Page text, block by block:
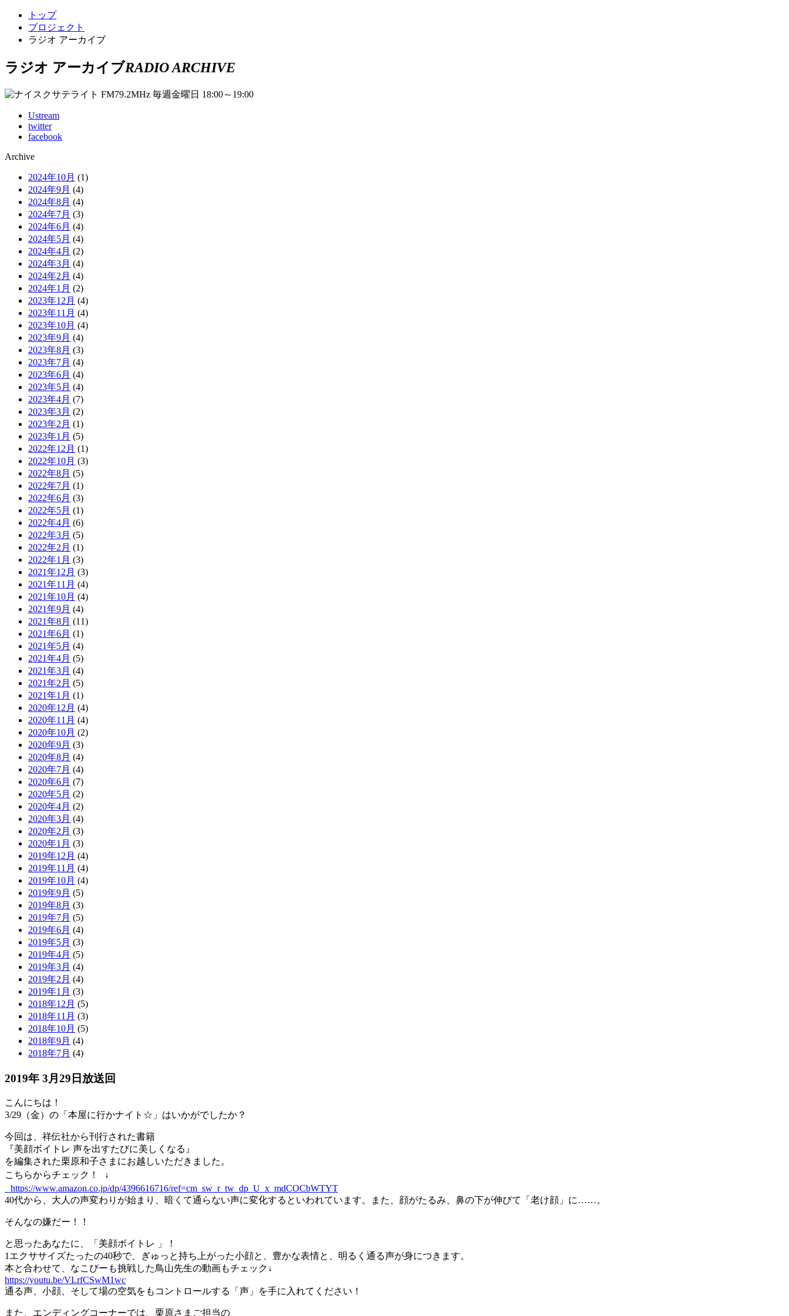
トップ
プロジェクト
ラジオ アーカイブ
ラジオ アーカイブRADIO ARCHIVE
Ustream
twitter
facebook
Archive
2024年10月 (1)
2024年9月 (4)
2024年8月 (4)
2024年7月 (3)
2024年6月 (4)
2024年5月 (4)
2024年4月 (2)
2024年3月 (4)
2024年2月 (4)
2024年1月 (2)
2023年12月 (4)
2023年11月 (4)
2023年10月 (4)
2023年9月 (4)
2023年8月 (3)
2023年7月 (4)
2023年6月 (4)
2023年5月 (4)
2023年4月 (7)
2023年3月 (2)
2023年2月 (1)
2023年1月 (5)
2022年12月 (1)
2022年10月 (3)
2022年8月 (5)
2022年7月 (1)
2022年6月 (3)
2022年5月 (1)
2022年4月 (6)
2022年3月 (5)
2022年2月 (1)
2022年1月 (3)
2021年12月 (3)
2021年11月 (4)
2021年10月 (4)
2021年9月 (4)
2021年8月 (11)
2021年6月 (1)
2021年5月 (4)
2021年4月 (5)
2021年3月 (4)
2021年2月 (5)
2021年1月 (1)
2020年12月 (4)
2020年11月 (4)
2020年10月 (2)
2020年9月 (3)
2020年8月 (4)
2020年7月 (4)
2020年6月 (7)
2020年5月 (2)
2020年4月 (2)
2020年3月 (4)
2020年2月 (3)
2020年1月 (3)
2019年12月 (4)
2019年11月 (4)
2019年10月 (4)
2019年9月 (5)
2019年8月 (3)
2019年7月 (5)
2019年6月 (4)
2019年5月 (3)
2019年4月 (5)
2019年3月 (4)
2019年2月 (4)
2019年1月 (3)
2018年12月 (5)
2018年11月 (3)
2018年10月 (5)
2018年9月 (4)
2018年7月 (4)
2019年 3月29日放送回
こんにちは！
3/29（金）の「本屋に行かナイト☆」はいかがでしたか？
今回は、祥伝社から刊行された書籍
『美顔ボイトレ 声を出すたびに美しくなる』
を編集された栗原和子さまにお越しいただきました。
こちらからチェック！ ↓
https://www.amazon.co.jp/dp/4396616716/ref=cm_sw_r_tw_dp_U_x_mdCOCbWTYT
40代から、大人の声変わりが始まり、暗くて通らない声に変化するといわれています。また、顔がたるみ、鼻の下が伸びて「老け顔」に……。
そんなの嫌だー！！
と思ったあなたに、「美顔ボイトレ 」！
1エクササイズたったの40秒で、ぎゅっと持ち上がった小顔と、豊かな表情と、明るく通る声が身につきます。
本と合わせて、なこぴーも挑戦した鳥山先生の動画もチェック↓
https://youtu.be/VLrfCSwM1wc
通る声、小顔、そして場の空気をもコントロールする「声」を手に入れてください！
また、エンディングコーナーでは、栗原さまご担当の